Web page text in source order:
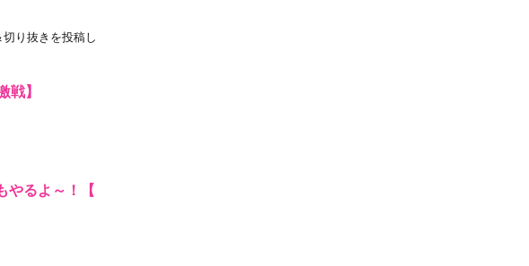
り抜きを投稿し
】
やるよ～！【